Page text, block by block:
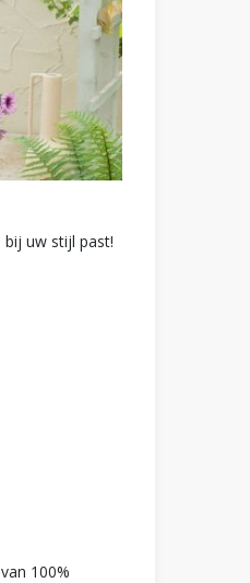
uw stijl past!
100%